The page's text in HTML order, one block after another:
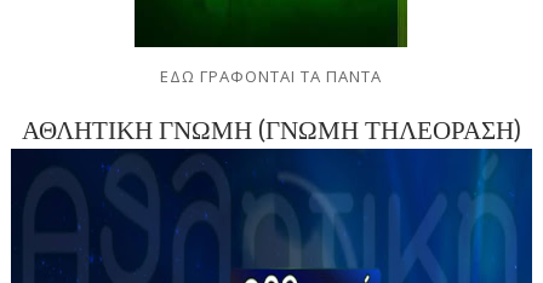
ΕΔΩ ΓΡΑΦΟΝΤΑΙ ΤΑ ΠΑΝΤΑ
ΑΘΛΗΤΙΚΗ ΓΝΩΜΗ (ΓΝΩΜΗ ΤΗΛΕΟΡΑΣΗ)